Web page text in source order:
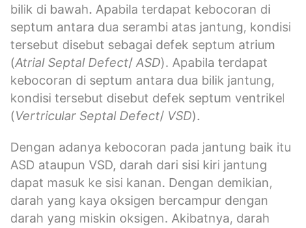
bilik di bawah. Apabila terdapat kebocoran di
septum antara dua serambi atas jantung, kondisi
tersebut disebut sebagai defek septum atrium
(Atrial Septal Defect/ ASD). Apabila terdapat
kebocoran di septum antara dua bilik jantung,
kondisi tersebut disebut defek septum ventrikel
(Vertricular Septal Defect/ VSD).
Dengan adanya kebocoran pada jantung baik itu
ASD ataupun VSD, darah dari sisi kiri jantung
dapat masuk ke sisi kanan. Dengan demikian,
darah yang kaya oksigen bercampur dengan
darah yang miskin oksigen. Akibatnya, darah